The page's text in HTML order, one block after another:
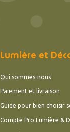
Lumière et
Qui sommes-nous
Paiement et livraison
Guide pour bien choisir
Compte Pro Lumière &